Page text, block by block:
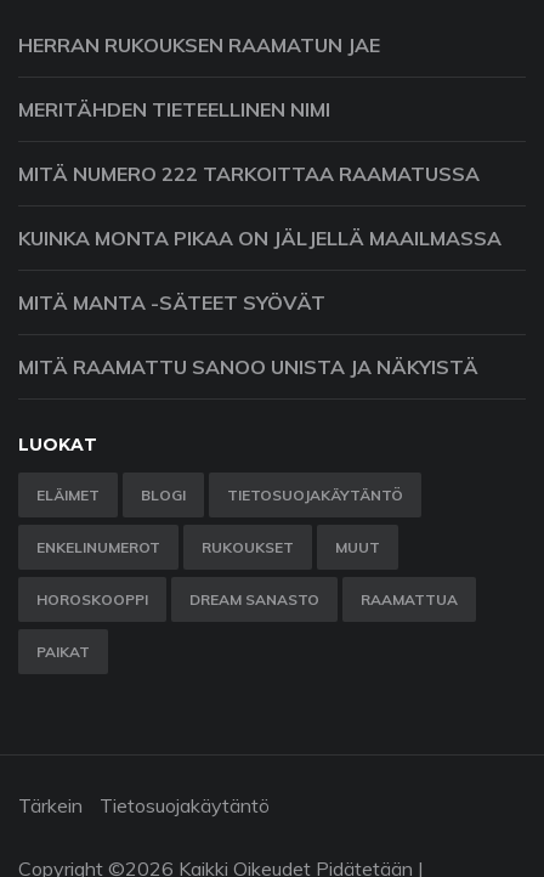
HERRAN RUKOUKSEN RAAMATUN JAE
MERITÄHDEN TIETEELLINEN NIMI
MITÄ NUMERO 222 TARKOITTAA RAAMATUSSA
KUINKA MONTA PIKAA ON JÄLJELLÄ MAAILMASSA
MITÄ MANTA -SÄTEET SYÖVÄT
MITÄ RAAMATTU SANOO UNISTA JA NÄKYISTÄ
LUOKAT
ELÄIMET BLOGI TIETOSUOJAKÄYTÄNTÖ
ENKELINUMEROT RUKOUKSET MUUT
HOROSKOOPPI DREAM SANASTO RAAMATTUA
PAIKAT
Tärkein Tietosuojakäytäntö
Copyright ©2026 Kaikki Oikeudet Pidätetään |